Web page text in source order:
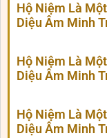
Hộ Niệm Là
Diệu Âm Minh
Hộ Niệm Là
Diệu Âm Minh
Hộ Niệm Là
Diệu Âm Minh